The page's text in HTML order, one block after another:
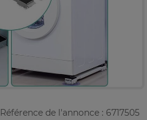
Référence de l'annonce : 6717505